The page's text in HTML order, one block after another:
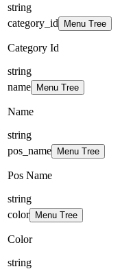
string
category_id
Menu Tree
Category Id
string
name
Menu Tree
Name
string
pos_name
Menu Tree
Pos Name
string
color
Menu Tree
Color
string